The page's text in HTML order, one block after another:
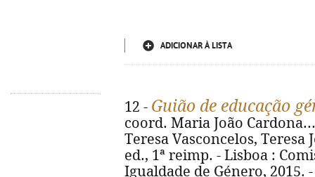
ADICIONAR À LISTA
12 - Guião de educação
coord. Maria João
Teresa Vasconcelos, Teresa
ed., 1ª reimp. - Lisboa :
Igualdade de Género, 2015.